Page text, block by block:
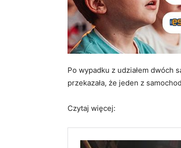
Po wypadku z udziałem dwóch
przekazała, że jeden z
Czytaj więcej: